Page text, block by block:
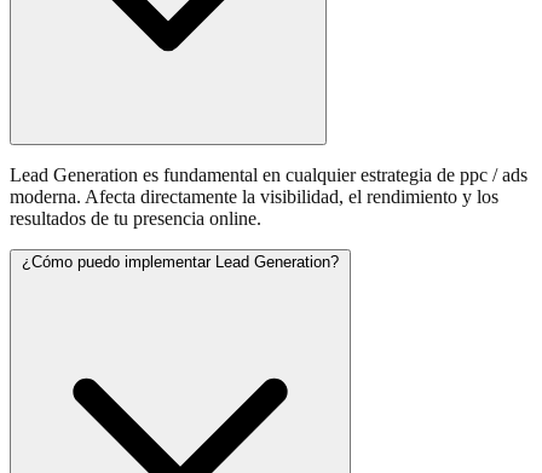
Lead Generation es fundamental en cualquier estrategia de ppc / ads
moderna. Afecta directamente la visibilidad, el rendimiento y los
resultados de tu presencia online.
¿Cómo puedo implementar Lead Generation?